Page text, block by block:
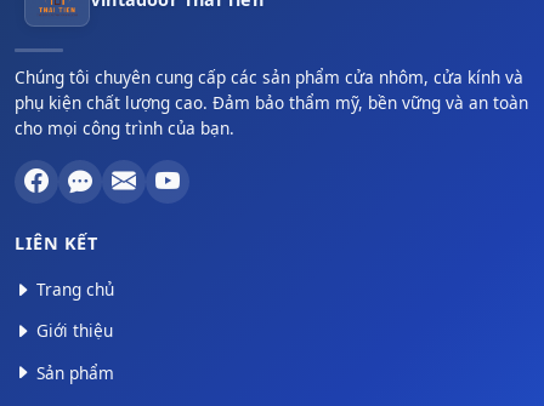
Chúng tôi chuyên cung cấp các sản phẩm cửa nhôm, cửa kính và
phụ kiện chất lượng cao. Đảm bảo thẩm mỹ, bền vững và an toàn
cho mọi công trình của bạn.
LIÊN KẾT
Trang chủ
Giới thiệu
Sản phẩm